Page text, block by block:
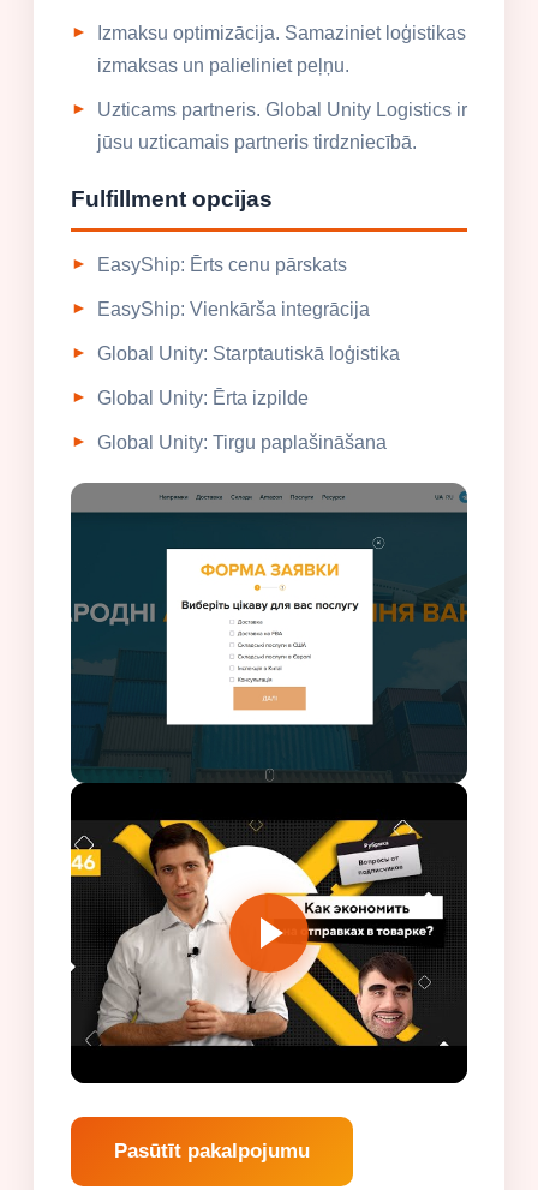
Izmaksu optimizācija. Samaziniet loģistikas
izmaksas un palieliniet peļņu.
Uzticams partneris. Global Unity Logistics ir
jūsu uzticamais partneris tirdzniecībā.
Fulfillment opcijas
EasyShip: Ērts cenu pārskats
EasyShip: Vienkārša integrācija
Global Unity: Starptautiskā loģistika
Global Unity: Ērta izpilde
Global Unity: Tirgu paplašināšana
Pasūtīt pakalpojumu